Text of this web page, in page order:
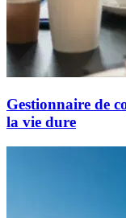
Gestionnaire de
la vie dure